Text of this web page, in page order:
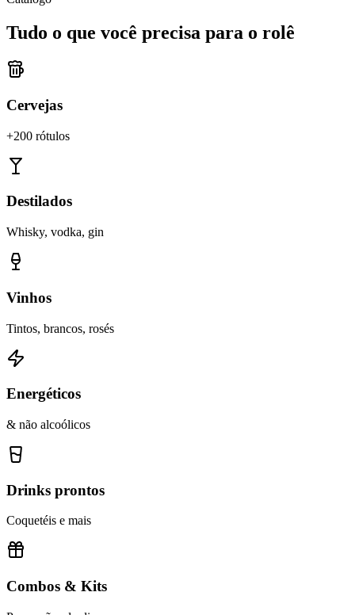
Tudo o que você precisa para o rolê
Cervejas
+200 rótulos
Destilados
Whisky, vodka, gin
Vinhos
Tintos, brancos, rosés
Energéticos
& não alcoólicos
Drinks prontos
Coquetéis e mais
Combos & Kits